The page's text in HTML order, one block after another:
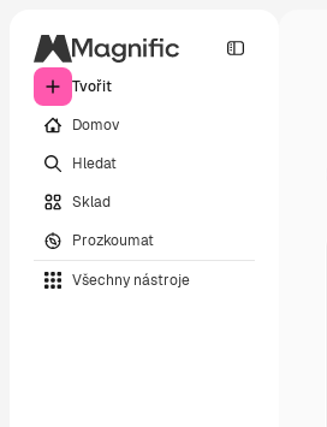
Tvořit
Domov
Hledat
Sklad
Prozkoumat
Všechny nástroje